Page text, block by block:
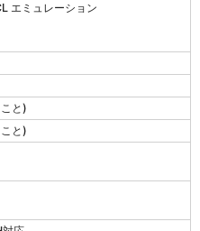
エミュレーション
と)
と)